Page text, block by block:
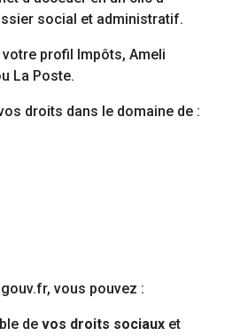
social et administratif.
votre profil Impôts, Ameli
La Poste.
droits dans le domaine de :
vous pouvez :
de vos droits sociaux et